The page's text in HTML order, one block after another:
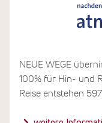
verwendet. Bei der
saisonale und
immer möglich,
Das Hotel und das
for the Sea"
NEUE WEGE
100% für Hin- und
Reise entstehen